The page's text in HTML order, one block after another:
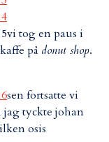
vi tog en paus i
på donut shop.
sen fortsatte vi
jag tyckte johan
osis